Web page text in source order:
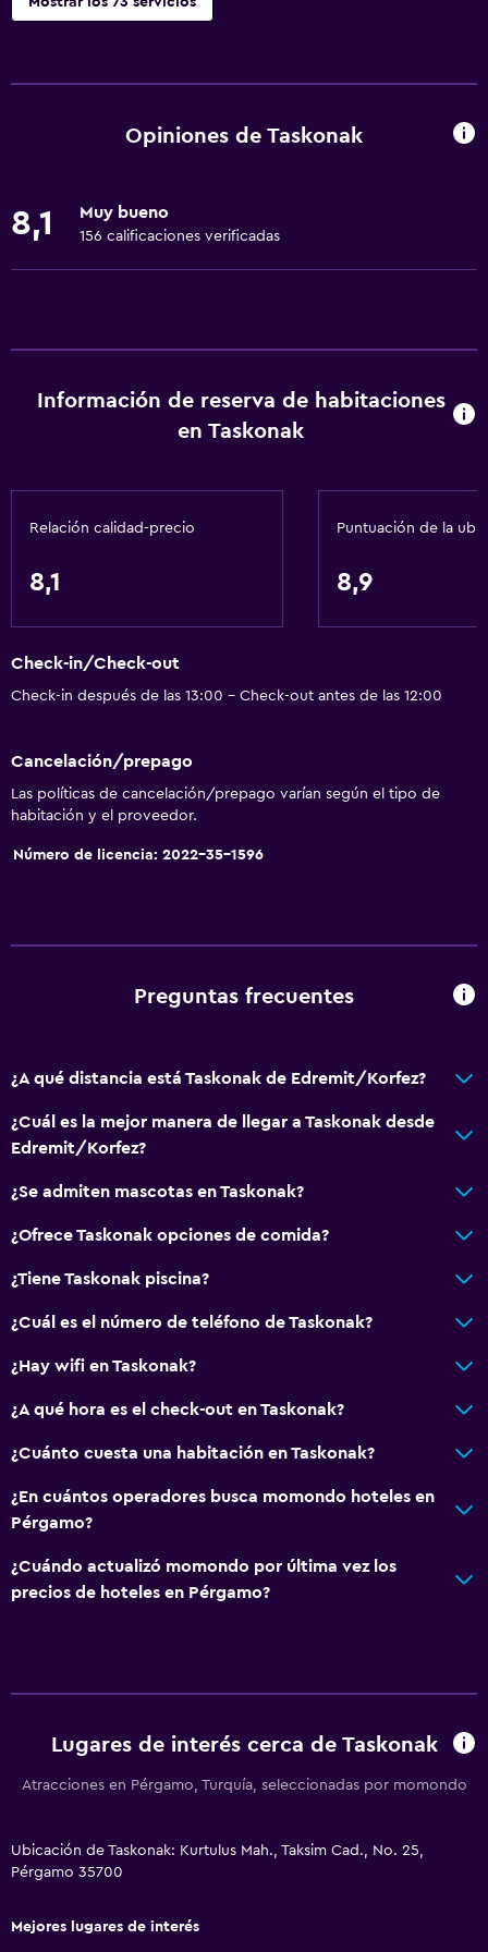
Wifi gratis
Ropa de cama
Alarma de humo
Habitaciones familiares
Zona de estar
Piso de parquet o madera noble
Pantuflas
Posibilidad de habitaciones conectadas
Vista a la montaña
Accesibilidad y adecuación
Unidad ubicada en la planta baja
Habitaciones para no fumadores disponibles
Mascotas permitidas bajo consulta (pueden aplicar cargos
Almohada hipoalergénica
Almohada sin plumas
Plantas superiores accesibles por escaleras
Baño
Inodoro adaptado
Secador de pelo
Papel higiénico
Biblioteca
Sala de estar/TV compartida
TV
Habitación
Opiniones de Taskonak
8,1 Muy bueno
156 calificaciones verificadas
Información de reserva de habitaciones
en Taskonak
Relación calidad-precio
8,1
Puntuación de la
8,9
Check-in/Check-out
Check-in después de las 13:00 - Check-out antes de las 12:00
Cancelación/prepago
Las políticas de cancelación/prepago varían según el tipo de
habitación y el proveedor.
Número de licencia: 2022-35-1596
Preguntas frecuentes
¿A qué distancia está Taskonak de Edremit/Korfez?
¿Cuál es la mejor manera de llegar a Taskonak desde
Edremit/Korfez?
¿Se admiten mascotas en Taskonak?
¿Ofrece Taskonak opciones de comida?
¿Tiene Taskonak piscina?
¿Cuál es el número de teléfono de Taskonak?
¿Hay wifi en Taskonak?
¿A qué hora es el check-out en Taskonak?
¿Cuánto cuesta una habitación en Taskonak?
¿En cuántos operadores busca momondo hoteles en
Pérgamo?
¿Cuándo actualizó momondo por última vez los
precios de hoteles en Pérgamo?
Lugares de interés cerca de Taskonak
Atracciones en Pérgamo, Turquía, seleccionadas por momondo
Ubicación de Taskonak: Kurtulus Mah., Taksim Cad., No. 25,
Pérgamo 35700
Mejores lugares de interés